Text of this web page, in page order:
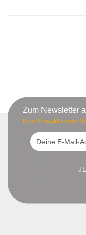
Zum Newsletter
Keine Preisaktion oder